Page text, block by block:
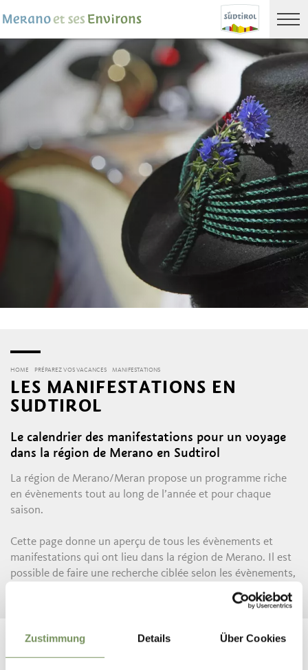
Zustimmung Details Über Cookies
HOME PRÉPAREZ VOS VACANCES MANIFESTATIONS
LES MANIFESTATIONS EN
SUDTIROL
Le calendrier des manifestations pour un voyage
dans la région de Merano en Sudtirol
La région de Merano/Meran propose un programme riche
en évènements tout au long de l’année et pour chaque
saison.
Cette page donne un aperçu de tous les évènements et
manifestations qui ont lieu dans la région de Merano. Il est
possible de faire une recherche ciblée selon les évènements,